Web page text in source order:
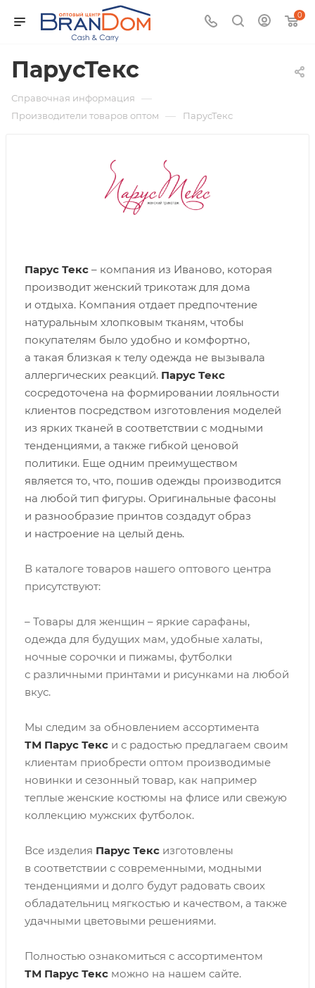
0
ПарусТекс
Справочная информация —
Производители товаров оптом — ПарусТекс
Парус Текс– компания из Иваново, которая
производит женский трикотаж для дома
и отдыха. Компания отдает предпочтение
натуральным хлопковым тканям, чтобы
покупателям было удобно и комфортно,
а такая близкая к телу одежда не вызывала
аллергических реакций. Парус Текс
сосредоточена на формировании лояльности
клиентов посредством изготовления моделей
из ярких тканей в соответствии с модными
тенденциями, а также гибкой ценовой
политики. Еще одним преимуществом
является то, что, пошив одежды производится
на любой тип фигуры. Оригинальные фасоны
и разнообразие принтов создадут образ
и настроение на целый день.
В каталоге товаров нашего оптового центра
присутствуют:
– Товары для женщин – яркие сарафаны,
одежда для будущих мам, удобные халаты,
ночные сорочки и пижамы, футболки
с различными принтами и рисунками на любой
вкус.
Мы следим за обновлением ассортимента
ТМ Парус Текси с радостью предлагаем своим
клиентам приобрести оптом производимые
новинки и сезонный товар, как например
теплые женские костюмы на флисе или свежую
коллекцию мужских футболок.
Все изделия Парус Тексизготовлены
в соответствии с современными, модными
тенденциями и долго будут радовать своих
обладательниц мягкостью и качеством, а также
удачными цветовыми решениями.
Полностью ознакомиться с ассортиментом
ТМ Парус Тексможно на нашем сайте.